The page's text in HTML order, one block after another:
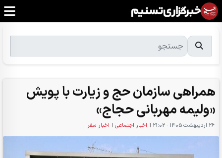
همراهی سازمان حج و زیارت با پویش
«ولیمه مهربانی حجاج»
26 ارديبهشت 1405 - 21:02 | اخبار اجتماعی | اخبار سفر